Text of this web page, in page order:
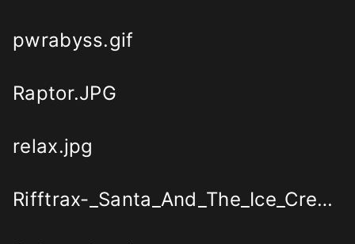
pwrabyss.gif
Raptor.JPG
relax.jpg
Rifftrax-_Santa_And_The_Ice_Cream_Bunny.png